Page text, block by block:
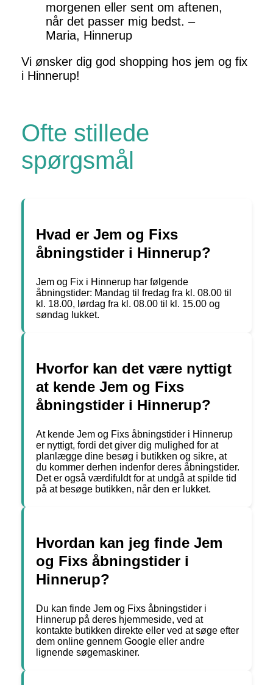
morgenen eller sent om aftenen,
når det passer mig bedst. –
Maria, Hinnerup
Vi ønsker dig god shopping hos jem og fix
i Hinnerup!
Ofte stillede
spørgsmål
Hvad er Jem og Fixs
åbningstider i Hinnerup?
Jem og Fix i Hinnerup har følgende
åbningstider: Mandag til fredag fra kl. 08.00 til
kl. 18.00, lørdag fra kl. 08.00 til kl. 15.00 og
søndag lukket.
Hvorfor kan det være nyttigt
at kende Jem og Fixs
åbningstider i Hinnerup?
At kende Jem og Fixs åbningstider i Hinnerup
er nyttigt, fordi det giver dig mulighed for at
planlægge dine besøg i butikken og sikre, at
du kommer derhen indenfor deres åbningstider.
Det er også værdifuldt for at undgå at spilde tid
på at besøge butikken, når den er lukket.
Hvordan kan jeg finde Jem
og Fixs åbningstider i
Hinnerup?
Du kan finde Jem og Fixs åbningstider i
Hinnerup på deres hjemmeside, ved at
kontakte butikken direkte eller ved at søge efter
dem online gennem Google eller andre
lignende søgemaskiner.